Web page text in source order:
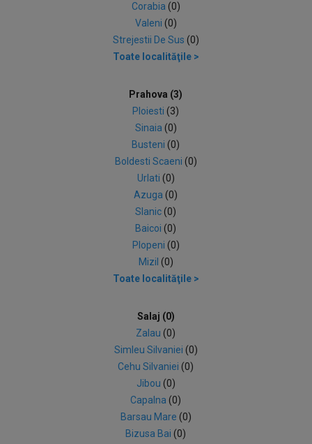
Corabia (0)
Valeni (0)
Strejestii De Sus (0)
Toate localităţile >
Prahova (3)
Ploiesti (3)
Sinaia (0)
Busteni (0)
Boldesti Scaeni (0)
Urlati (0)
Azuga (0)
Slanic (0)
Baicoi (0)
Plopeni (0)
Mizil (0)
Toate localităţile >
Salaj (0)
Zalau (0)
Simleu Silvaniei (0)
Cehu Silvaniei (0)
Jibou (0)
Capalna (0)
Barsau Mare (0)
Bizusa Bai (0)